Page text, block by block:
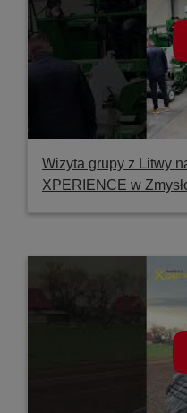
Wizyta grupy z Litwy
XPERIENCE w